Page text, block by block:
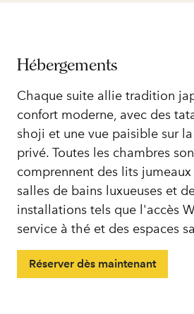
Hébergements
Chaque suite allie tradition
confort moderne, avec des
shoji et une vue paisible sur
privé. Toutes les chambres
comprennent des lits
salles de bains luxueuses et
installations tels que l'accès
service à thé et des espaces
Réserver dès maintenant